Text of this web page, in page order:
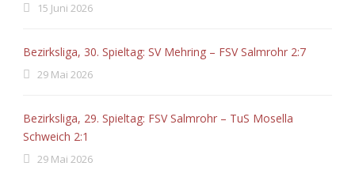
15 Juni 2026
Bezirksliga, 30. Spieltag: SV Mehring – FSV Salmrohr 2:7
29 Mai 2026
Bezirksliga, 29. Spieltag: FSV Salmrohr – TuS Mosella
Schweich 2:1
29 Mai 2026